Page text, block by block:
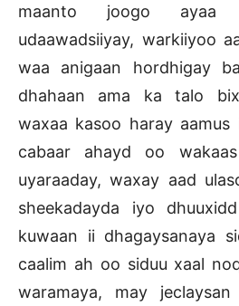
maanto joogo ayaa
udaawadsiiyay, warkiiyoo
waa anigaan hordhigay
dhahaan ama ka talo
waxaa kasoo haray
cabaar ahayd oo
uyaraaday, waxay aad
sheekadayda iyo
kuwaan ii dhagaysanaya
caalim ah oo siduu xaal
waramaya, may